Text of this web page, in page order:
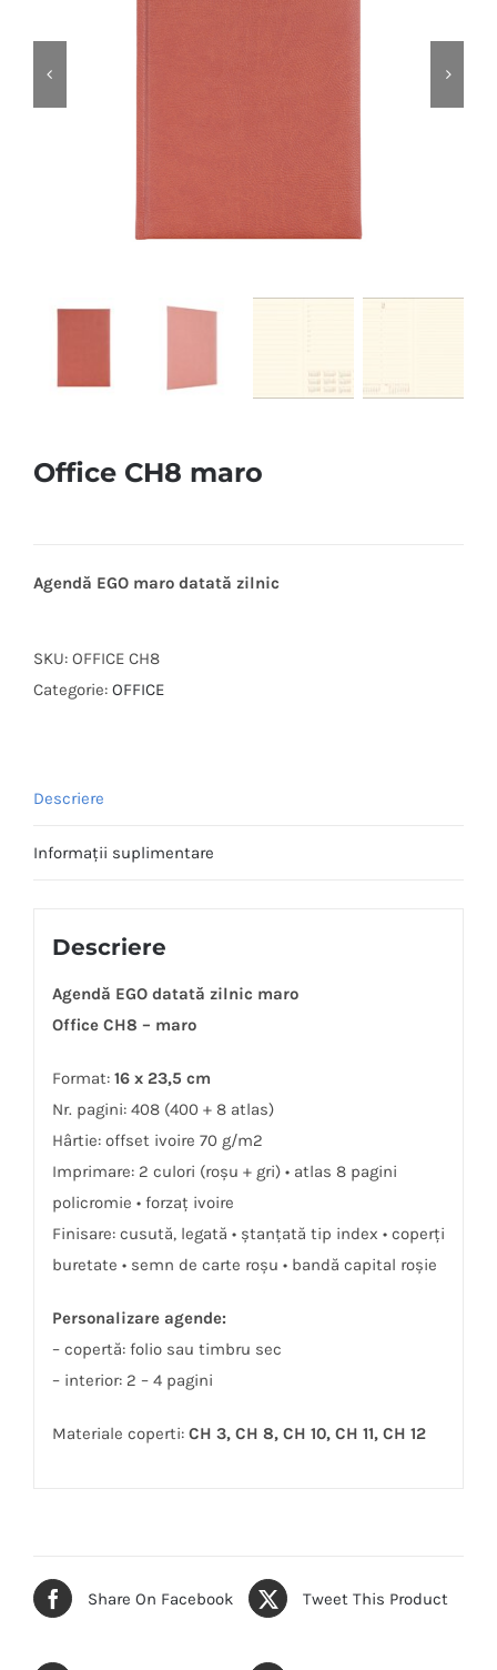
Office CH8 maro
Agendă EGO maro datată zilnic
SKU: OFFICE CH8
Categorie: OFFICE
Descriere
Informații suplimentare
Descriere
Agendă EGO datată zilnic maro
Office CH8 – maro
Format: 16 x 23,5 cm
Nr. pagini: 408 (400 + 8 atlas)
Hârtie: offset ivoire 70 g/m2
Imprimare: 2 culori (roșu + gri) • atlas 8 pagini
policromie • forzaţ ivoire
Finisare: cusută, legată • ștanţată tip index • coperţi
buretate • semn de carte roșu • bandă capital roșie
Personalizare agende:
– copertă: folio sau timbru sec
– interior: 2 – 4 pagini
Materiale coperti: CH 3, CH 8, CH 10, CH 11, CH 12
Share On Facebook Tweet This Product